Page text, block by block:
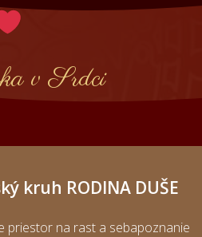
v Srdci
kruh RODINA DUŠE
priestor na rast a sebapoznanie